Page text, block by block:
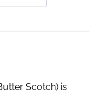
Scotch) is